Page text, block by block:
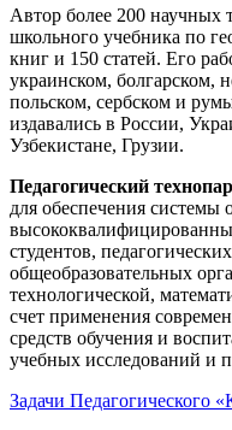
Автор более 200 научных
школьного учебника по
книг и 150 статей. Его
украинском, болгарском,
польском, сербском и
издавались в России,
Узбекистане, Грузии.
Педагогический
для обеспечения системы
студентов,
общеобразовательных
технологической,
счет применения
средств обучения и
учебных исследований и
Задачи Педагогического